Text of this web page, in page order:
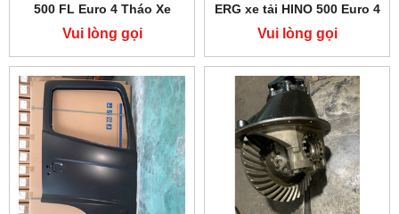
500 FL Euro 4 Tháo Xe
Vui lòng gọi
ERG xe tải HINO 500 Euro 4
Vui lòng gọi